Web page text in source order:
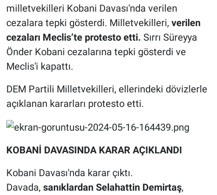
milletvekilleri Kobani Davası'nda verilen
cezalara tepki gösterdi. Milletvekilleri, verilen
cezaları Meclis’te protesto etti. Sırrı Süreyya
Önder Kobani cezalarına tepki gösterdi ve
Meclis'i kapattı.
DEM Partili Milletvekilleri, ellerindeki dövizlerle
açıklanan kararları protesto etti.
KOBANİ DAVASINDA KARAR AÇIKLANDI
Kobani Davası'nda karar çıktı.
Davada, sanıklardan Selahattin Demirtaş,